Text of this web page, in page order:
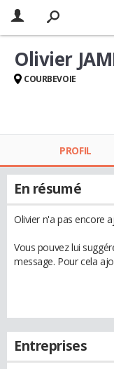
Olivier
COURBEVOIE
PROFIL
En résumé
Olivier n'a pas encore
Vous pouvez lui
message. Pour cela
Entreprises